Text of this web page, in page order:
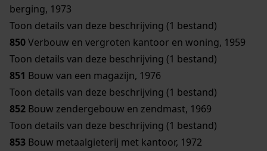
berging, 1973
Toon details van deze beschrijving (1 bestand)
850Verbouw en vergroten kantoor en woning, 1959
Toon details van deze beschrijving (1 bestand)
851 Bouw van een magazijn, 1976
Toon details van deze beschrijving (1 bestand)
852 Bouw zendergebouw en zendmast, 1969
Toon details van deze beschrijving (1 bestand)
853 Bouw metaalgieterij met kantoor, 1972